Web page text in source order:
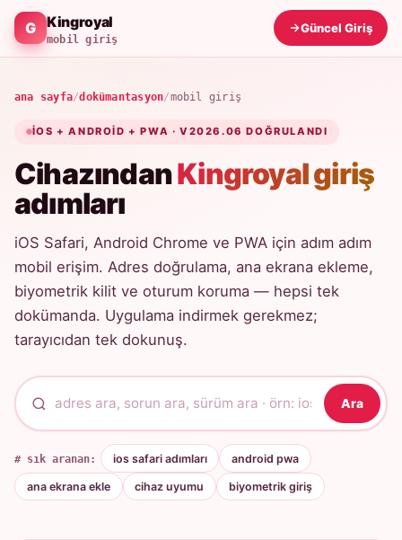
Kingroyal
mobil giriş
Güncel Giriş
ana sayfa/dokümantasyon/mobil giriş
IOS + ANDROID + PWA · V2026.06 DOĞRULANDI
CihazındanKingroyal giriş
adımları
iOS Safari, Android Chrome ve PWA için adım adım
mobil erişim. Adres doğrulama, ana ekrana ekleme,
biyometrik kilit ve oturum koruma — hepsi tek
dokümanda. Uygulama indirmek gerekmez;
tarayıcıdan tek dokunuş.
Ara
# sık aranan: ios safari adımları android pwa
ana ekrana ekle cihaz uyumu biyometrik giriş